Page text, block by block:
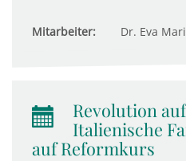
Mitarbeiter: Dr. Eva
Revolution
Italienische
auf Reformkurs